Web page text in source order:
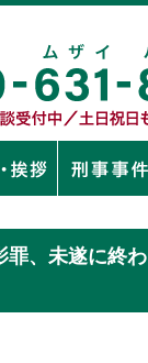
罪、未遂に終わ